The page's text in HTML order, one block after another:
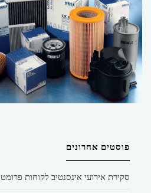
פוסטים אחרונים
סקירת אירועי אינסנטיב לקוחות פרומט 2010-2019